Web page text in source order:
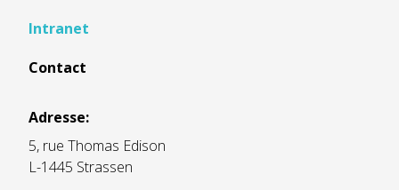
Intranet
Contact
Adresse:
5, rue Thomas Edison
L-1445 Strassen